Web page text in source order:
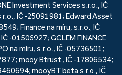
Investment Services s.r.o., IČ
r.o., IČ -25091981; Edward Asset
Finance na míru, s.r.o., IČ
-01506927; GOLEM FINANCE
na míru, s.r.o., IČ -05736501;
mooy Btrust , IČ -17806534;
mooyBT beta s.r.o., IČ